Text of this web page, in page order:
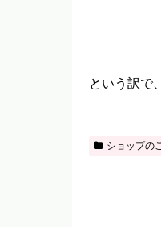
という訳で
ショップの